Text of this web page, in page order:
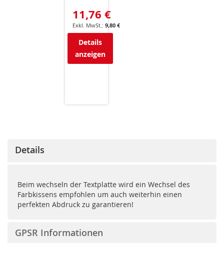
11,76 €
9,80 €
Details
anzeigen
Details
Beim wechseln der Textplatte wird ein Wechsel des
Farbkissens empfohlen um auch weiterhin einen
perfekten Abdruck zu garantieren!
GPSR Informationen